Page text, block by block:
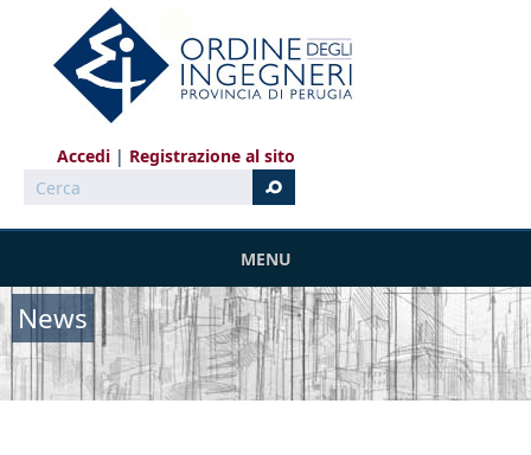
Salta al contenuto principale
Accedi
Registrazione al sito
Cerca
MENU
News